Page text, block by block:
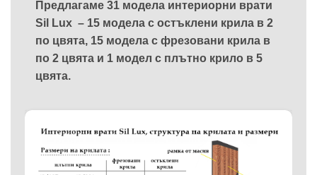
Предлагаме 31 модела интериорни врати
Sil Lux – 15 модела с остъклени крила в 2
по цвята, 15 модела с фрезовани крила в
по 2 цвята и 1 модел с плътно крило в 5
цвята.